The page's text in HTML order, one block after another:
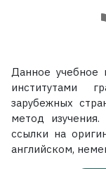
Данное учебное
институтами
зарубежных
метод
ссылки на
английском,